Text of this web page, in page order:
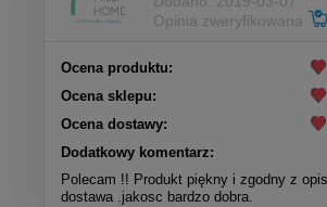
Opinia zweryfikowana
Ocena produktu:
Ocena sklepu:
Ocena dostawy:
Dodatkowy komentarz:
Polecam !! Produkt piękny i zgodny z
dostawa .jakosc bardzo dobra.